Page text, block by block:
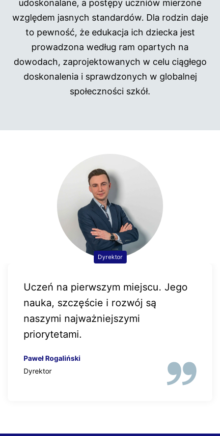
udoskonalane, a postępy uczniów mierzone
względem jasnych standardów. Dla rodzin daje
to pewność, że edukacja ich dziecka jest
prowadzona według ram opartych na
dowodach, zaprojektowanych w celu ciągłego
doskonalenia i sprawdzonych w globalnej
społeczności szkół.
Dyrektor
Uczeń na pierwszym miejscu. Jego
nauka, szczęście i rozwój są
naszymi najważniejszymi
priorytetami.
Paweł Rogaliński
Dyrektor